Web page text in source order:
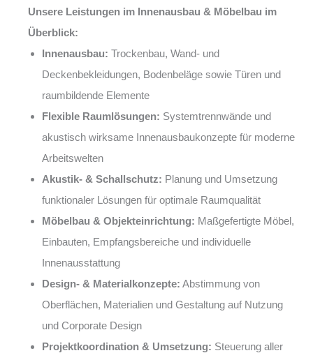
Unsere Leistungen im Innenausbau & Möbelbau im
Überblick:
Innenausbau: Trockenbau, Wand- und
Deckenbekleidungen, Bodenbeläge sowie Türen und
raumbildende Elemente
Flexible Raumlösungen: Systemtrennwände und
akustisch wirksame Innenausbaukonzepte für moderne
Arbeitswelten
Akustik- & Schallschutz: Planung und Umsetzung
funktionaler Lösungen für optimale Raumqualität
Möbelbau & Objekteinrichtung: Maßgefertigte Möbel,
Einbauten, Empfangsbereiche und individuelle
Innenausstattung
Design- & Materialkonzepte: Abstimmung von
Oberflächen, Materialien und Gestaltung auf Nutzung
und Corporate Design
Projektkoordination & Umsetzung: Steuerung aller